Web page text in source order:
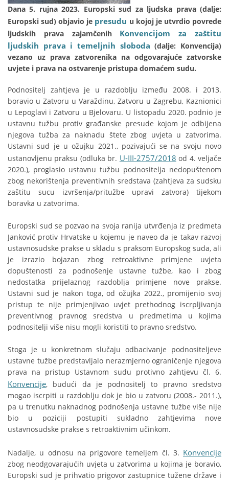
Dana 5. rujna 2023. Europski sud za ljudska prava (dalje:
Europski sud) objavio je presudu u kojoj je utvrdio povrede
ljudskih prava zajamčenih Konvencijom za zaštitu
ljudskih prava i temeljnih sloboda (dalje: Konvencija)
vezano uz prava zatvorenika na odgovarajuće zatvorske
uvjete i prava na ostvarenje pristupa domaćem sudu.
Podnositelj zahtjeva je u razdoblju između 2008. i 2013.
boravio u Zatvoru u Varaždinu, Zatvoru u Zagrebu, Kaznionici
u Lepoglavi i Zatvoru u Bjelovaru. U listopadu 2020. podnio je
ustavnu tužbu protiv građanske presude kojom je odbijena
njegova tužba za naknadu štete zbog uvjeta u zatvorima.
Ustavni sud je u ožujku 2021., pozivajući se na svoju novo
ustanovljenu praksu (odluka br. U-III-2757/2018 od 4. veljače
2020.), proglasio ustavnu tužbu podnositelja nedopuštenom
zbog nekorištenja preventivnih sredstava (zahtjeva za sudsku
zaštitu sucu izvršenja/pritužbe upravi zatvora) tijekom
boravka u zatvorima.
Europski sud se pozvao na svoja ranija utvrđenja iz predmeta
Janković protiv Hrvatske u kojemu je naveo da je takav razvoj
ustavnosudske prakse u skladu s praksom Europskog suda, ali
je izrazio bojazan zbog retroaktivne primjene uvjeta
dopuštenosti za podnošenje ustavne tužbe, kao i zbog
nedostatka prijelaznog razdoblja primjene nove prakse.
Ustavni sud je nakon toga, od ožujka 2022., promijenio svoj
pristup te nije primjenjivao uvjet prethodnog iscrpljivanja
preventivnog pravnog sredstva u predmetima u kojima
podnositelji više nisu mogli koristiti to pravno sredstvo.
Stoga je u konkretnom slučaju odbacivanje podnositeljeve
ustavne tužbe predstavljalo nerazmjerno ograničenje njegova
prava na pristup Ustavnom sudu protivno zahtjevu čl. 6.
Konvencije, budući da je podnositelj to pravno sredstvo
mogao iscrpiti u razdoblju dok je bio u zatvoru (2008.- 2011.),
pa u trenutku naknadnog podnošenja ustavne tužbe više nije
bio u poziciji postupiti sukladno zahtjevima nove
ustavnosudske prakse s retroaktivnim učinkom.
Nadalje, u odnosu na prigovore temeljem čl. 3. Konvencije
zbog neodgovarajućih uvjeta u zatvorima u kojima je boravio,
Europski sud je prihvatio prigovor zastupnice tužene države i